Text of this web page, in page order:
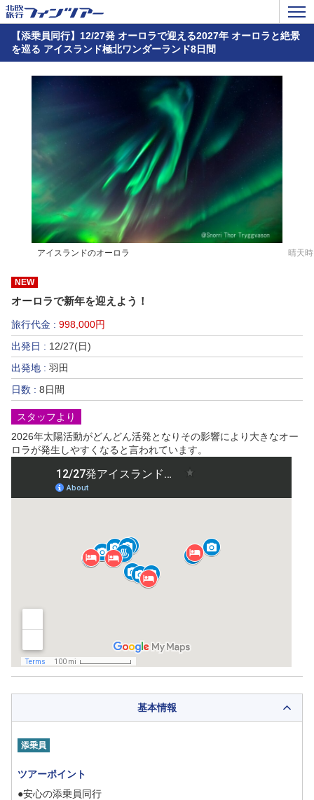
【添乗員同行】12/27発 オーロラで迎える2027年 オーロラと絶景
を巡る アイスランド極北ワンダーランド8日間
アイスランドのオーロラ 晴天
NEW
オーロラで新年を迎えよう！
旅行代金 : 998,000円
出発日 : 12/27(日)
出発地 : 羽田
日数 : 8日間
スタッフより
2026年太陽活動がどんどん活発となりその影響により大きなオー
ロラが発生しやすくなると言われています。
基本情報
添乗員
ツアーポイント
●安心の添乗員同行